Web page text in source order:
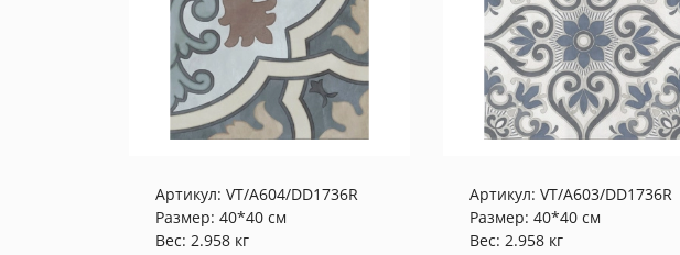
Артикул: VT/A604/DD1736R
Размер: 40*40 см
Вес: 2.958 кг
Артикул: VT/A603/DD1736R
Размер: 40*40 см
Вес: 2.958 кг